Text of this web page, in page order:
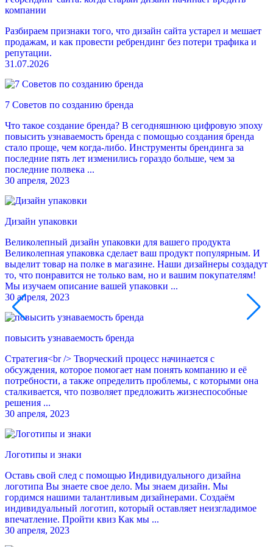
компании
Разбираем признаки того, что дизайн сайта устарел и мешает
продажам, и как провести ребрендинг без потери трафика и
репутации.
31.07.2026
7 Советов по созданию бренда
Что такое создание бренда? В сегодняшнюю цифровую эпоху
повысить узнаваемость бренда с помощью создания бренда
стало проще, чем когда-либо. Инструменты брендинга за
последние пять лет изменились гораздо больше, чем за
последние полвека ...
30 апреля, 2023
Дизайн упаковки
Великолепный дизайн упаковки для вашего продукта
Великолепная упаковка сделает ваш продукт популярным. И
выделит товар на полке в магазине. Наши дизайнеры создадут
то, что понравится не только вам, но и вашим покупателям!
Мы изучаем описание вашей упаковки ...
30 апреля, 2023
повысить узнаваемость бренда
Стратегия<br /> Творческий процесс начинается с
обсуждения, которое помогает нам понять компанию и её
потребности, а также определить проблемы, с которыми она
сталкивается, что позволяет предложить жизнеспособные
решения ...
30 апреля, 2023
Логотипы и знаки
Оставь свой след с помощью Индивидуального дизайна
логотипа Вы знаете свое дело. Мы знаем дизайн. Мы
гордимся нашими талантливым дизайнерами. Создаём
индивидуальный логотип, который оставляет неизгладимое
впечатление. Пройти квиз Как мы ...
30 апреля, 2023